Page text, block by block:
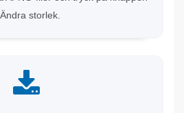
Ändra storlek.